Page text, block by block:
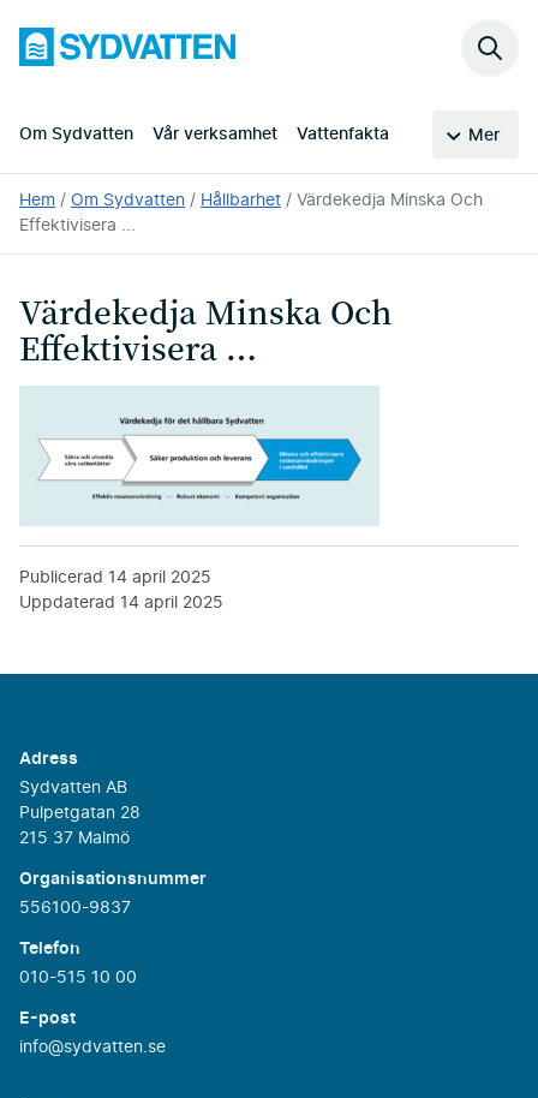
huvudinnehållet
Sydvatten
Om Sydvatten Vår verksamhet Vattenfakta Mer
Sök
Du
är
här:
Hem Om Sydvatten Hållbarhet
Värdekedja Minska Och
Effektivisera ...
Värdekedja Minska Och
Effektivisera …
Publicerad 14 april 2025
Uppdaterad 14 april 2025
Adress
Sydvatten AB
Pulpetgatan 28
215 37 Malmö
Organisationsnummer
556100-9837
Telefon
010-515 10 00
E-post
info@sydvatten.se